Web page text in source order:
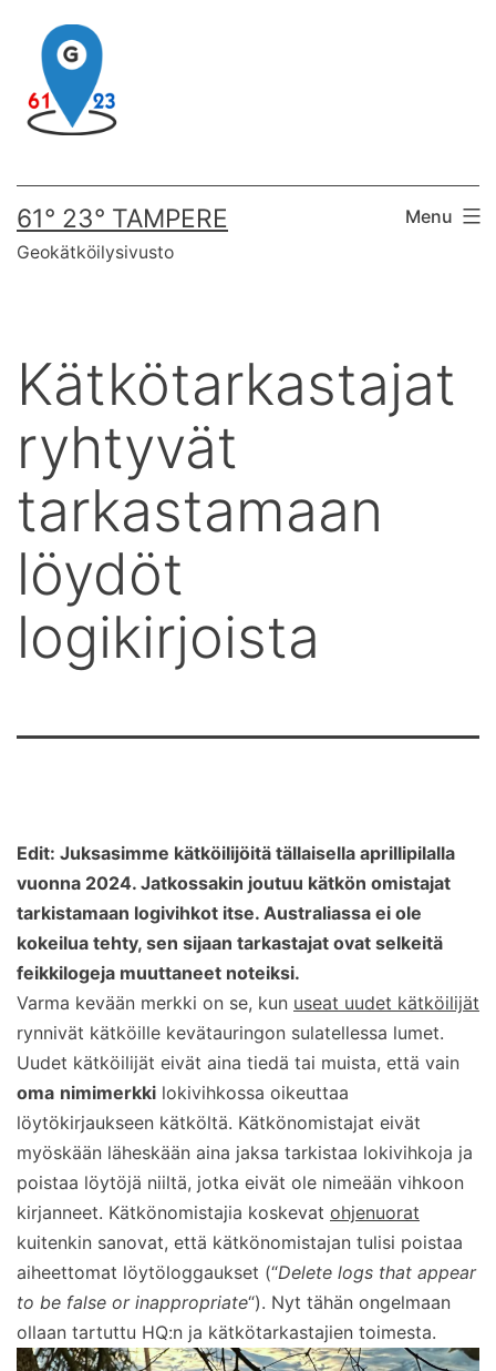
content
61° 23° TAMPERE
Geokätköilysivusto
Menu
Kätkötarkastajat
ryhtyvät
tarkastamaan
löydöt
logikirjoista
Edit: Juksasimme kätköilijöitä tällaisella aprillipilalla
vuonna 2024. Jatkossakin joutuu kätkön omistajat
tarkistamaan logivihkot itse. Australiassa ei ole
kokeilua tehty, sen sijaan tarkastajat ovat selkeitä
feikkilogeja muuttaneet noteiksi.
Varma kevään merkki on se, kun useat uudet kätköilijät
rynnivät kätköille kevätauringon sulatellessa lumet.
Uudet kätköilijät eivät aina tiedä tai muista, että vain
oma nimimerkki lokivihkossa oikeuttaa
löytökirjaukseen kätköltä. Kätkönomistajat eivät
myöskään läheskään aina jaksa tarkistaa lokivihkoja ja
poistaa löytöjä niiltä, jotka eivät ole nimeään vihkoon
kirjanneet. Kätkönomistajia koskevat ohjenuorat
kuitenkin sanovat, että kätkönomistajan tulisi poistaa
aiheettomat löytöloggaukset (“Delete logs that appear
to be false or inappropriate“). Nyt tähän ongelmaan
ollaan tartuttu HQ:n ja kätkötarkastajien toimesta.